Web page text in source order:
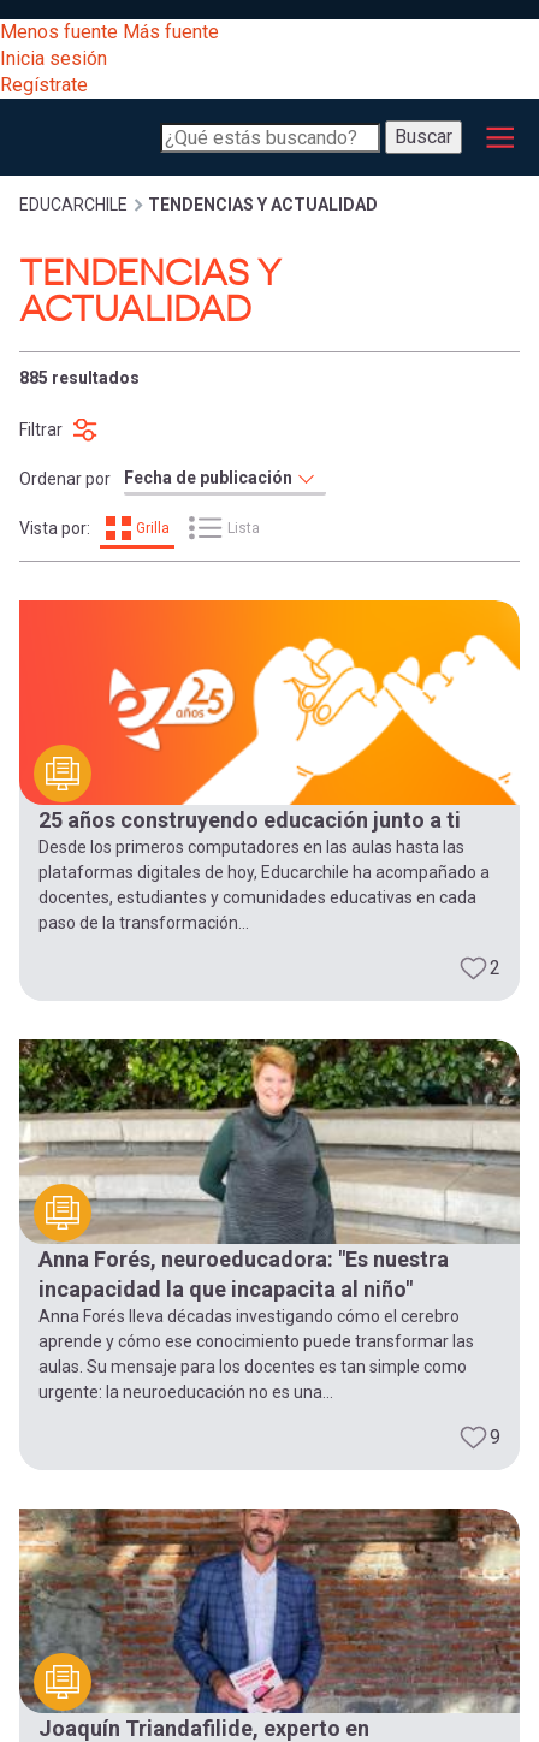
al
contenido
principal
[Educarchile
Escritorio]
Menú
entrar
a
mi
cuenta
Menos fuente Más fuente
Inicia sesión
Regístrate
Buscar
Buscar
Menú
principal
Desarrollo
Expand
Gestión
curricular
Expand
Comunidad
Expand
Exploración
[Educarchile
Menú
entrar
mi
cuenta
sesión
Sobrescribir
enlaces
de
ayuda
a
la
navegación
EDUCARCHILE TENDENCIAS Y ACTUALIDAD
TENDENCIAS Y
ACTUALIDAD
885 resultados
Filtrar
Ordenar por
Vista por: Grilla Lista
25 años construyendo educación junto a ti
Desde los primeros computadores en las aulas hasta las
plataformas digitales de hoy, Educarchile ha acompañado a
docentes, estudiantes y comunidades educativas en cada
paso de la transformación...
2
Anna Forés, neuroeducadora: "Es nuestra
incapacidad la que incapacita al niño"
Anna Forés lleva décadas investigando cómo el cerebro
aprende y cómo ese conocimiento puede transformar las
aulas. Su mensaje para los docentes es tan simple como
urgente: la neuroeducación no es una...
9
Joaquín Triandafilide, experto en